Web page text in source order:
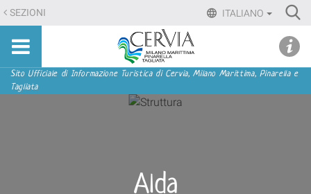
Salta
ai
contenuti.
Salta
alla
ITALIANO
SEZIONI
Sito
turistico
ufficiale
Cervia,
Tagliata
Sezioni
Sito Ufficiale di Informazione Turistica di Cervia, Milano Marittima, Pinarella e
Tagliata
Alda
menu